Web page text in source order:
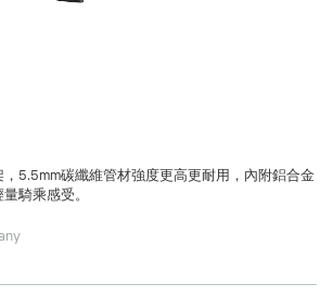
5.5mm碳纖維管材強度更高更耐用，內附鋁合金
騎乘感受。